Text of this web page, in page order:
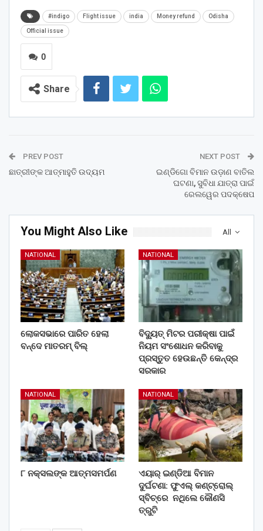
#indigo Flight issue india Money refund Odisha
Official issue
0
Share
PREV POST
ଛାତ୍ରୀଙ୍କ ଆତ୍ମାହୁତି ଉଦ୍ୟମ
NEXT POST
ଇଣ୍ଡିଗୋ ବିମାନ ଉଡ଼ାଣ ବାତିଲ
ଘଟଣା, ସୁବିଧା ଯାତ୍ରା ପାଇଁ
ରେଲୱେର ପଦକ୍ଷେପ
All
You Might Also Like
NATIONAL
ଲୋକସଭାରେ ପାରିତ ହେଲା
ବନ୍ଦେ ମାତରମ୍‌ ବିଲ୍‌
NATIONAL
ବିଦ୍ୟୁତ୍ ମିଟର ପରୀକ୍ଷା ପାଇଁ
ନିୟମ ସଂଶୋଧନ କରିବାକୁ
ପ୍ରସ୍ତୁତ ହେଉଛନ୍ତି କେନ୍ଦ୍ର
ସରକାର
NATIONAL
୮ ନକ୍ସଲଙ୍କ ଆତ୍ମସମର୍ପଣ
NATIONAL
ଏୟାର୍ ଇଣ୍ଡିଆ ବିମାନ
ଦୁର୍ଘଟଣା: ଫୁଏଲ୍‌ କଣ୍ଟ୍ରୋଲ୍‌
ସ୍ବିଚ୍‌ରେ ନଥିଲେ କୌଣସି
ତ୍ରୁଟି